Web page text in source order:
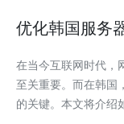
优化韩国服务
在当今互联网时代，
至关重要。而在韩国
的关键。本文将介绍